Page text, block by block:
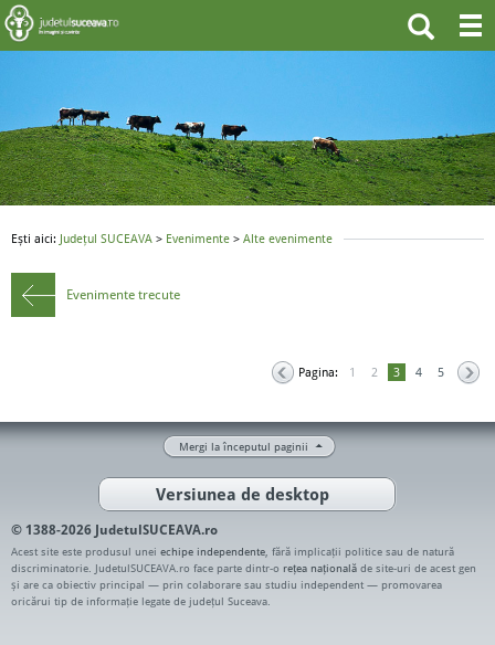
Ești aici: Județul SUCEAVA > Evenimente > Alte evenimente
Evenimente trecute
Pagina: 1 2 3 4 5
Mergi la începutul paginii
Versiunea de desktop
© 1388-2026 JudetulSUCEAVA.ro
Acest site este produsul unei echipe independente , fără implicații politice sau de natură
discriminatorie. JudetulSUCEAVA.ro face parte dintr-o rețea națională de site-uri de acest gen
și are ca obiectiv principal — prin colaborare sau studiu independent — promovarea
oricărui tip de informație legate de județul Suceava.